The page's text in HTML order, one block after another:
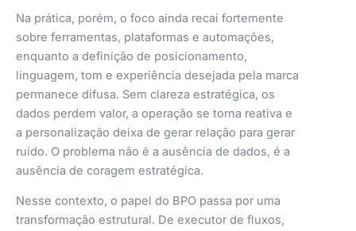
Na prática, porém, o foco ainda recai fortemente
sobre ferramentas, plataformas e automações,
enquanto a definição de posicionamento,
linguagem, tom e experiência desejada pela marca
permanece difusa. Sem clareza estratégica, os
dados perdem valor, a operação se torna reativa e
a personalização deixa de gerar relação para gerar
ruído. O problema não é a ausência de dados, é a
ausência de coragem estratégica.
Nesse contexto, o papel do BPO passa por uma
transformação estrutural. De executor de fluxos,